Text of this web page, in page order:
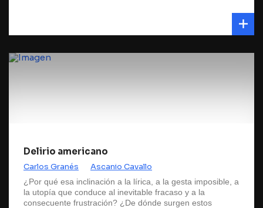
Delirio americano
Carlos Granés Ascanio Cavallo
¿Por qué esa inclinación a la lírica, a la gesta imposible, a
la utopía que conduce al inevitable fracaso y a la
consecuente frustración? ¿De dónde surgen estos